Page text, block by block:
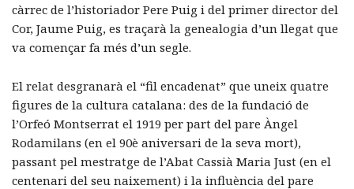
càrrec de l’historiador Pere Puig i del primer director del
Cor, Jaume Puig, es traçarà la genealogia d’un llegat que
va començar fa més d’un segle.
El relat desgranarà el “fil encadenat” que uneix quatre
figures de la cultura catalana: des de la fundació de
l’Orfeó Montserrat el 1919 per part del pare Àngel
Rodamilans (en el 90è aniversari de la seva mort),
passant pel mestratge de l’Abat Cassià Maria Just (en el
centenari del seu naixement) i la influència del pare